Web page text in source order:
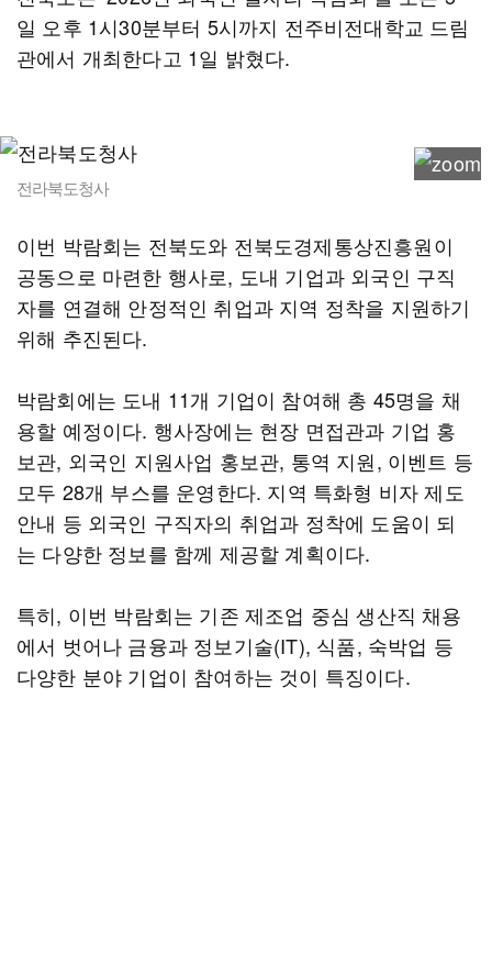
일 오후 1시30분부터 5시까지 전주비전대학교 드림
관에서 개최한다고 1일 밝혔다.
전라북도청사
이번 박람회는 전북도와 전북도경제통상진흥원이
공동으로 마련한 행사로, 도내 기업과 외국인 구직
자를 연결해 안정적인 취업과 지역 정착을 지원하기
위해 추진된다.
박람회에는 도내 11개 기업이 참여해 총 45명을 채
용할 예정이다. 행사장에는 현장 면접관과 기업 홍
보관, 외국인 지원사업 홍보관, 통역 지원, 이벤트 등
모두 28개 부스를 운영한다. 지역 특화형 비자 제도
안내 등 외국인 구직자의 취업과 정착에 도움이 되
는 다양한 정보를 함께 제공할 계획이다.
특히, 이번 박람회는 기존 제조업 중심 생산직 채용
에서 벗어나 금융과 정보기술(IT), 식품, 숙박업 등
다양한 분야 기업이 참여하는 것이 특징이다.